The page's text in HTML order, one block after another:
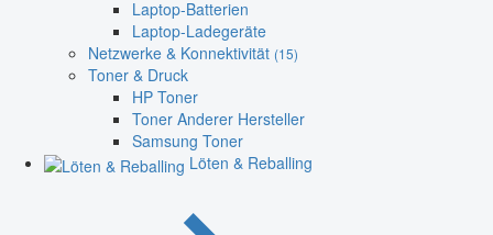
Laptop-Batterien
Laptop-Ladegeräte
Netzwerke & Konnektivität (15)
Toner & Druck
HP Toner
Toner Anderer Hersteller
Samsung Toner
Löten & Reballing